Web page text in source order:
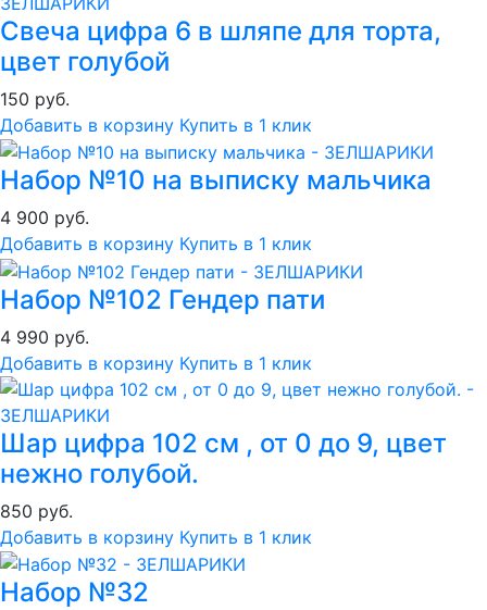
Свеча цифра 6 в шляпе для торта,
цвет голубой
150 руб.
Добавить в корзину Купить в 1 клик
Набор №10 на выписку мальчика
4 900 руб.
Добавить в корзину Купить в 1 клик
Набор №102 Гендер пати
4 990 руб.
Добавить в корзину Купить в 1 клик
Шар цифра 102 см , от 0 до 9, цвет
нежно голубой.
850 руб.
Добавить в корзину Купить в 1 клик
Набор №32